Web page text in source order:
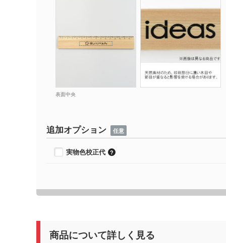
表面中央
追加オプション 任意
実物色校正代
商品について詳しく見る